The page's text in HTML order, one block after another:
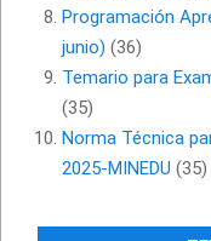
Programación
junio) (36)
Temario para
(35)
Norma Técnica
2025-MINEDU (35)